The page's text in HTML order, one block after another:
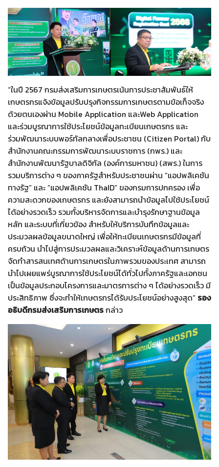
“ในปี 2567 กรมส่งเสริมการเกษตรเน้นการประชาสัมพันธ์ให้
เกษตรกรแจ้งข้อมูลปรับปรุงกิจกรรมการเกษตรตามข้อเท็จจริง
ด้วยตนเองผ่าน Mobile Application และWeb Application
และร่วมบูรณาการใช้ประโยชน์ข้อมูลทะเบียนเกษตรกร และ
ร่วมพัฒนาระบบพอร์ทัลกลางเพื่อประชาชน (Citizen Portal) กับ
สำนักงานคณะกรรมการพัฒนาระบบราชการ (กพร.) และ
สำนักงานพัฒนารัฐบาลดิจิทัล (องค์การมหาชน) (สพร.) ในการ
รวมบริการต่าง ๆ ของภาครัฐสำหรับประชาชนผ่าน “แอปพลิเคชัน
ทางรัฐ” และ “แอปพลิเคชัน ThaID” ของกรมการปกครอง เพื่อ
ความสะดวกของเกษตรกร และยังสามารถนำข้อมูลไปใช้ประโยชน์
ได้อย่างรวดเร็ว รวมทั้งบริหารจัดการและบำรุงรักษาฐานข้อมูล
หลัก และระบบที่เกี่ยวข้อง สำหรับให้บริการบันทึกข้อมูลและ
ประมวลผลข้อมูลขนาดใหญ่ เพื่อให้ทะเบียนเกษตรกรมีข้อมูลที่
ครบถ้วน นำไปสู่การประมวลผลและวิเคราะห์ข้อมูลด้านการเกษตร
จัดทำสารสนเทศด้านการเกษตรในภาพรวมของประเทศ สามารถ
นำไปเผยแพร่บูรณาการใช้ประโยชน์ได้ทั่วไปทั้งภาครัฐและเอกชน
เป็นข้อมูลประกอบโครงการและมาตรการต่าง ๆ ได้อย่างรวดเร็ว มี
ประสิทธิภาพ ซึ่งจะทำให้เกษตรกรได้รับประโยชน์อย่างสูงสุด” รอง
อธิบดีกรมส่งเสริมการเกษตรกล่าว